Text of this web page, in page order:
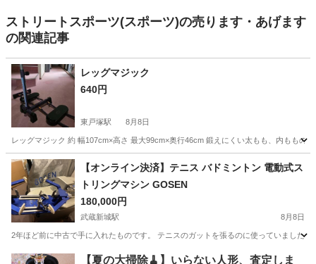
ストリートスポーツ(スポーツ)の売ります・あげます
の関連記事
レッグマジック
640円
東戸塚駅 8月8日
レッグマジック 約 幅107cm×高さ 最大99cm×奥行46cm 鍛えにくい太もも、内ももの
神奈川 横浜市 東戸塚駅 フィットネス、トレーニング
レッグマジック
【オンライン決済】テニス バドミントン 電動式ス
トリングマシン GOSEN
180,000円
武蔵新城駅 8月8日
2年ほど前に中古で手に入れたものです。 テニスのガットを張るのに使っていました
神奈川 武蔵新城駅 テニス
【夏の大掃除🧹】いらない人形、査定しま